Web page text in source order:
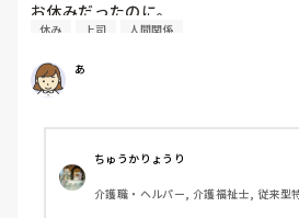
お休みだったのに。
体調不良のスタッフがお休みの為出勤
私は、「体調不良は仕方ない事です
す」と言ったら話している途中で、
てそのままどこかへ行ったしまいま
カチンときましたね。
休み 上司 人間関係
あ
ちゅうかりょうり
介護職・ヘルパー, 介護福祉士, 従来型